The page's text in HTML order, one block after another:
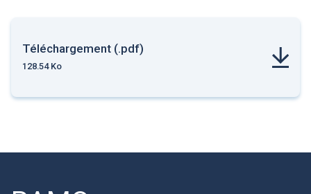
Téléchargement (.pdf)
128.54 Ko